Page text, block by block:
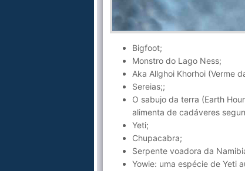
Bigfoot;
Monstro do Lago Ness;
Aka Allghoi Khorhoi (Verme
Sereias;;
O sabujo da terra (Earth
alimenta de cadáveres
Yeti;
Chupacabra;
Serpente voadora da
Yowie: uma espécie de Yeti